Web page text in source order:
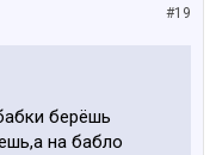
#19
берёшь
на бабло